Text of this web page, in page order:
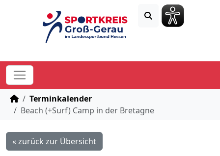
STARTSEITE
Terminkalender
Beach (+Surf) Camp in der Bretagne
« zurück zur Übersicht